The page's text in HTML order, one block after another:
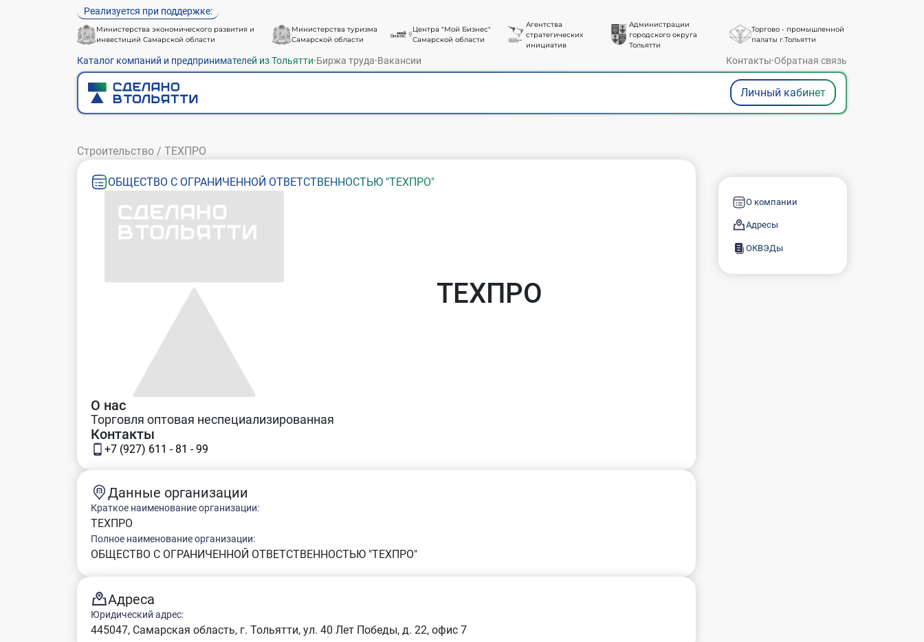
Реализуется при поддержке:
Министерства экономического развития и
инвестиций Самарской области
Министерства туризма
Самарской области
Центра "Мой Бизнес"
Самарской области
Агентства
стратегических
инициатив
Администрации
городского округа
Тольятти
Торгово - промышленной
палаты г.Тольятти
Каталог компаний и предпринимателей из Тольятти·Биржа труда·Вакансии Контакты·Обратная связь
Личный кабинет
Строительство / ТЕХПРО
ОБЩЕСТВО С ОГРАНИЧЕННОЙ ОТВЕТСТВЕННОСТЬЮ "ТЕХПРО"
ТЕХПРО
О нас
Торговля оптовая неспециализированная
Контакты
+7 (927) 611 - 81 - 99
Данные организации
Краткое наименование организации:
ТЕХПРО
Полное наименование организации:
ОБЩЕСТВО С ОГРАНИЧЕННОЙ ОТВЕТСТВЕННОСТЬЮ "ТЕХПРО"
Адреса
Юридический адрес:
445047, Самарская область, г. Тольятти, ул. 40 Лет Победы, д. 22, офис 7
О компании
Адресы
ОКВЭДы